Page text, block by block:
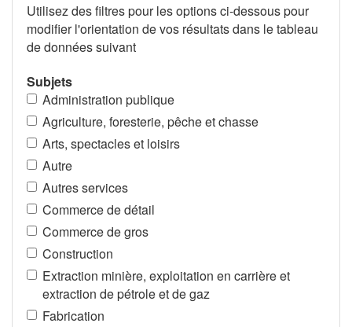
Utilisez des filtres pour les options ci-dessous pour
modifier l'orientation de vos résultats dans le tableau
de données suivant
Subjets
Administration publique
Agriculture, foresterie, pêche et chasse
Arts, spectacles et loisirs
Autre
Autres services
Commerce de détail
Commerce de gros
Construction
Extraction minière, exploitation en carrière et
extraction de pétrole et de gaz
Fabrication